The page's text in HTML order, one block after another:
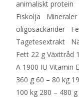
animaliskt protein
Fiskolja
oligosackarider
Tagetesextrakt
Fett 22 g Växttråd
A 1900 IU Vitamin
360 g 60 – 80 kg
100 kg 280 – 480